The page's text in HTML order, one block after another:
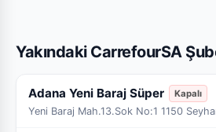
Yakındaki CarrefourSA
Adana Yeni Baraj Süper Kapalı